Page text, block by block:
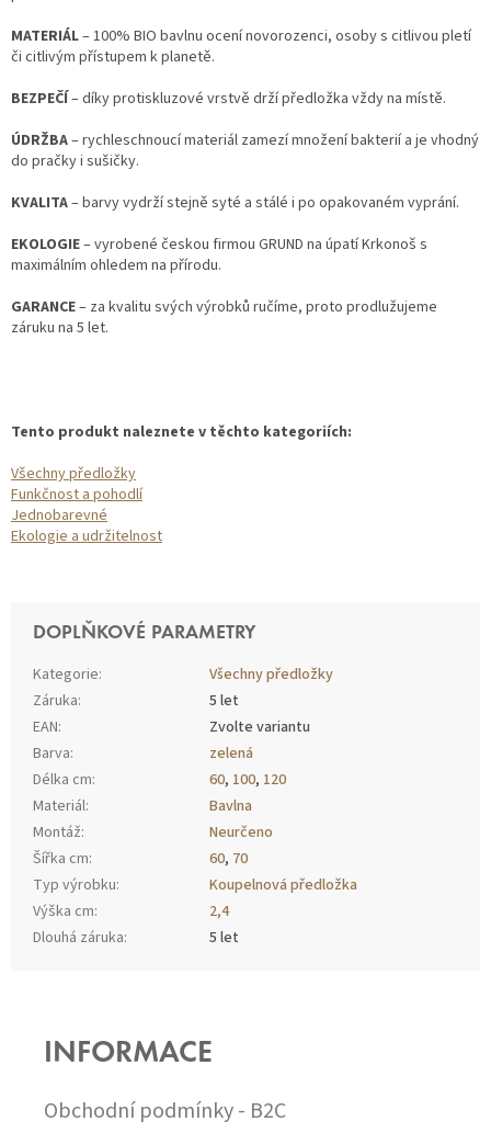
MATERIÁL– 100% BIO bavlnu ocení novorozenci, osoby s citlivou pletí
či citlivým přístupem k planetě.
BEZPEČÍ– díky protiskluzové vrstvě drží předložka vždy na místě.
ÚDRŽBA– rychleschnoucí materiál zamezí množení bakterií a je vhodný
do pračky i sušičky.
KVALITA– barvy vydrží stejně syté a stálé i po opakovaném vyprání.
EKOLOGIE– vyrobené českou firmou GRUND na úpatí Krkonoš s
maximálním ohledem na přírodu.
GARANCE– za kvalitu svých výrobků ručíme, proto prodlužujeme
záruku na 5 let.
Tento produkt naleznete v těchto kategoriích:
Všechny předložky
Funkčnost a pohodlí
Jednobarevné
Ekologie a udržitelnost
DOPLŇKOVÉ PARAMETRY
Kategorie:
Všechny předložky
Záruka:
5 let
EAN:
Zvolte variantu
Barva:
zelená
Délka cm: 60, 100, 120
Materiál:
Bavlna
Montáž:
Neurčeno
Šířka cm: 60, 70
Typ výrobku:
Koupelnová předložka
Výška cm:
2,4
Dlouhá záruka:
5 let
INFORMACE
Obchodní podmínky - B2C